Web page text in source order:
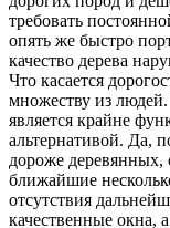
требовать
опять же быстро
качество дерева
Что касается
множеству из
является крайне
альтернативой. Да,
дороже деревянных,
ближайшие
отсутствия
качественные окна,